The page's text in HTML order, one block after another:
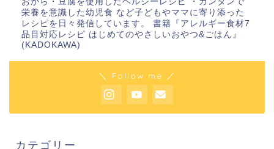
栄養を意識した幼児食 など子どもやママに寄り添った
レシピを日々発信しています。 書籍『アレルギー食材7
品目対応レシピ はじめてのやさしいおやつ&ごはん』
(KADOKAWA)
＼ Follow me ／
カテゴリー